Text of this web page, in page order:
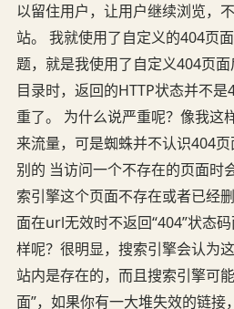
以留住用户，让用户继续浏览，
站。 我就使用了自定义的404页
题，就是我使用了自定义404页
目录时，返回的HTTP状态并不
重了。 为什么说严重呢？像我这
来流量，可是蜘蛛并不认识404
别的 当访问一个不存在的页面时
索引擎这个页面不存在或者已经
面在url无效时不返回“404”状态
样呢？很明显，搜索引擎会认为
站内是存在的，而且搜索引擎可
面”，如果你有一大堆失效的链接